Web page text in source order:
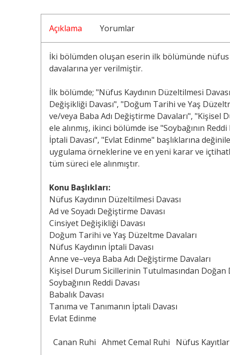
Açıklama Yorumlar
İki bölümden oluşan eserin ilk bölümünde nüfus
davalarına yer verilmiştir.
İlk bölümde; "Nüfus Kaydının Düzeltilmesi
Değişikliği Davası", "Doğum Tarihi ve Yaş
ve/veya Baba Adı Değiştirme Davaları",
ele alınmış, ikinci bölümde ise "Soybağının
İptali Davası", "Evlat Edinme" başlıklarına
uygulama örneklerine ve en yeni karar ve
tüm süreci ele alınmıştır.
Konu Başlıkları:
Nüfus Kaydının Düzeltilmesi Davası
Ad ve Soyadı Değiştirme Davası
Cinsiyet Değişikliği Davası
Doğum Tarihi ve Yaş Düzeltme Davaları
Nüfus Kaydının İptali Davası
Anne ve–veya Baba Adı Değiştirme Davaları
Kişisel Durum Sicillerinin Tutulmasından Doğan
Soybağının Reddi Davası
Babalık Davası
Tanıma ve Tanımanın İptali Davası
Evlat Edinme
Canan Ruhi Ahmet Cemal Ruhi Nüfus